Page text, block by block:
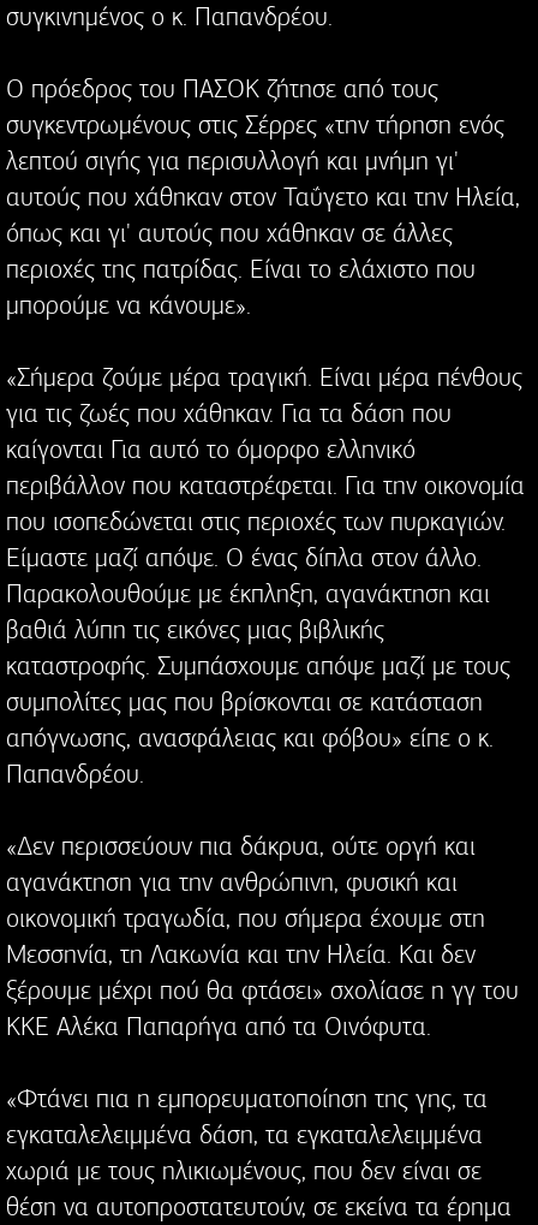
συγκινημένος ο κ. Παπανδρέου.
Ο πρόεδρος του ΠΑΣΟΚ ζήτησε από τους
συγκεντρωμένους στις Σέρρες «την τήρηση ενός
λεπτού σιγής για περισυλλογή και μνήμη γι'
αυτούς που χάθηκαν στον Ταΰγετο και την Ηλεία,
όπως και γι' αυτούς που χάθηκαν σε άλλες
περιοχές της πατρίδας. Είναι το ελάχιστο που
μπορούμε να κάνουμε».
«Σήμερα ζούμε μέρα τραγική. Είναι μέρα πένθους
για τις ζωές που χάθηκαν. Για τα δάση που
καίγονται Για αυτό το όμορφο ελληνικό
περιβάλλον που καταστρέφεται. Για την οικονομία
που ισοπεδώνεται στις περιοχές των πυρκαγιών.
Είμαστε μαζί απόψε. Ο ένας δίπλα στον άλλο.
Παρακολουθούμε με έκπληξη, αγανάκτηση και
βαθιά λύπη τις εικόνες μιας βιβλικής
καταστροφής. Συμπάσχουμε απόψε μαζί με τους
συμπολίτες μας που βρίσκονται σε κατάσταση
απόγνωσης, ανασφάλειας και φόβου» είπε ο κ.
Παπανδρέου.
«Δεν περισσεύουν πια δάκρυα, ούτε οργή και
αγανάκτηση για την ανθρώπινη, φυσική και
οικονομική τραγωδία, που σήμερα έχουμε στη
Μεσσηνία, τη Λακωνία και την Ηλεία. Και δεν
ξέρουμε μέχρι πού θα φτάσει» σχολίασε η γγ του
ΚΚΕ Αλέκα Παπαρήγα από τα Οινόφυτα.
«Φτάνει πια η εμπορευματοποίηση της γης, τα
εγκαταλελειμμένα δάση, τα εγκαταλελειμμένα
χωριά με τους ηλικιωμένους, που δεν είναι σε
θέση να αυτοπροστατευτούν, σε εκείνα τα έρημα